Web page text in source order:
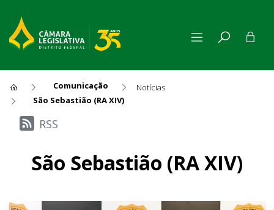
Comunicação
Notícias
São Sebastião (RA XIV)
Últimas Notícias
RSS
São Sebastião (RA XIV)